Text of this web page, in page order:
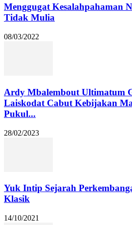
Menggugat Kesalahpahaman
Tidak Mulia
08/03/2022
Ardy Mbalembout Ultimatum
Laiskodat Cabut Kebijakan
Pukul...
28/02/2023
Yuk Intip Sejarah
Klasik
14/10/2021